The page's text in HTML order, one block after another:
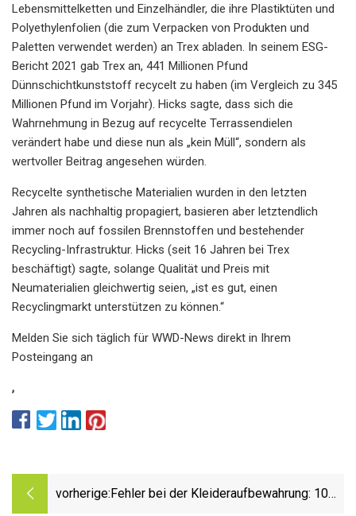
Lebensmittelketten und Einzelhändler, die ihre Plastiktüten und
Polyethylenfolien (die zum Verpacken von Produkten und
Paletten verwendet werden) an Trex abladen. In seinem ESG-
Bericht 2021 gab Trex an, 441 Millionen Pfund
Dünnschichtkunststoff recycelt zu haben (im Vergleich zu 345
Millionen Pfund im Vorjahr). Hicks sagte, dass sich die
Wahrnehmung in Bezug auf recycelte Terrassendielen
verändert habe und diese nun als „kein Müll“, sondern als
wertvoller Beitrag angesehen würden.
Recycelte synthetische Materialien wurden in den letzten
Jahren als nachhaltig propagiert, basieren aber letztendlich
immer noch auf fossilen Brennstoffen und bestehender
Recycling-Infrastruktur. Hicks (seit 16 Jahren bei Trex
beschäftigt) sagte, solange Qualität und Preis mit
Neumaterialien gleichwertig seien, „ist es gut, einen
Recyclingmarkt unterstützen zu können.“
Melden Sie sich täglich für WWD-News direkt in Ihrem
Posteingang an
,
vorherige: Fehler bei der Kleideraufbewahrung: 10